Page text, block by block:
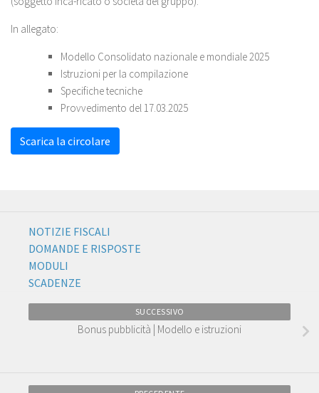
In allegato:
Modello Consolidato nazionale e mondiale 2025
Istruzioni per la compilazione
Specifiche tecniche
Provvedimento del 17.03.2025
Scarica la circolare
NOTIZIE FISCALI
DOMANDE E RISPOSTE
MODULI
SCADENZE
SUCCESSIVO
Bonus pubblicità | Modello e istruzioni